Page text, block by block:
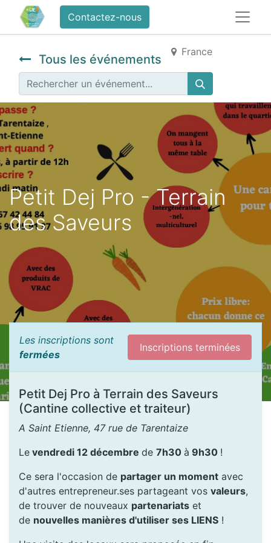
Contactez-nous
Tous les événements
France
Petit Dej Pro - Terrain
des Saveurs
Les inscriptions sont
fermées
Inscriptions terminées
Petit Dej Pro à Terrain des Saveurs
(Cantine collective et traiteur)
A Saint Etienne, 47 rue de Tarentaize
Le vendredi 12 décembre de 7h30 à 9h30 !
Ce sera l'occasion de partager un moment avec
d'autres entrepreneur.ses partageant vos valeurs,
de trouver de nouveaux partenariats et
de nouvelles manières d'utiliser ses LIENS !